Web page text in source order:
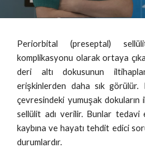
Periorbital (preseptal)
komplikasyonu olarak ortaya
deri altı dokusunun
erişkinlerden daha sık
çevresindeki yumuşak dokuların
sellülit adı verilir. Bunlar tedavi
kaybına ve hayatı tehdit edici
durumlardır.